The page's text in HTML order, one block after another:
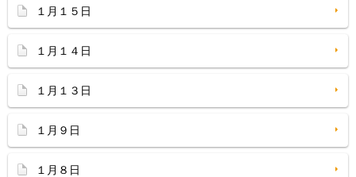
１月１５日
１月１４日
１月１３日
１月９日
１月８日